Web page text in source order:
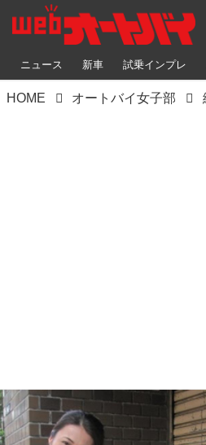
ニュース 新車 試乗インプレ
HOME オートバイ女子部